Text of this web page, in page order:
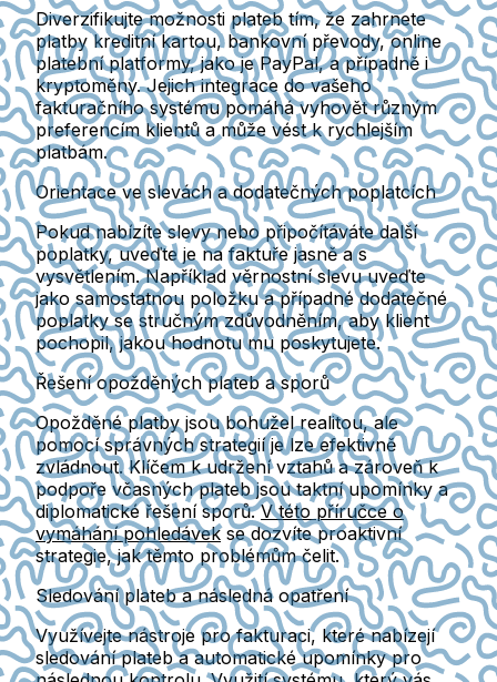
Diverzifikujte možnosti plateb tím, že zahrnete
platby kreditní kartou, bankovní převody, online
platební platformy, jako je PayPal, a případně i
kryptoměny. Jejich integrace do vašeho
fakturačního systému pomáhá vyhovět různým
preferencím klientů a může vést k rychlejším
platbám.
Orientace ve slevách a dodatečných poplatcích
Pokud nabízíte slevy nebo připočítáváte další
poplatky, uveďte je na faktuře jasně a s
vysvětlením. Například věrnostní slevu uveďte
jako samostatnou položku a případné dodatečné
poplatky se stručným zdůvodněním, aby klient
pochopil, jakou hodnotu mu poskytujete.
Řešení opožděných plateb a sporů
Opožděné platby jsou bohužel realitou, ale
pomocí správných strategií je lze efektivně
zvládnout. Klíčem k udržení vztahů a zároveň k
podpoře včasných plateb jsou taktní upomínky a
diplomatické řešení sporů.V této příručce o
vymáhání pohledávekse dozvíte proaktivní
strategie, jak těmto problémům čelit.
Sledování plateb a následná opatření
Využívejte nástroje pro fakturaci, které nabízejí
sledování plateb a automatické upomínky pro